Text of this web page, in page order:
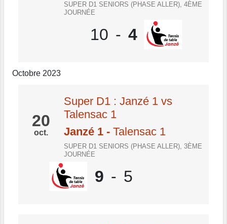
SUPER D1 SENIORS (PHASE ALLER), 4ÈME
JOURNÉE
10 - 4
Octobre 2023
20
oct.
Super D1 : Janzé 1 vs
Talensac 1
Janzé 1 - Talensac 1
SUPER D1 SENIORS (PHASE ALLER), 3ÈME
JOURNÉE
9 - 5